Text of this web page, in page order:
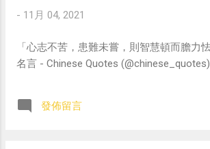
- 11月 04, 2021
「心志不苦，患難未嘗，則智慧頓而膽力
名言 - Chinese Quotes (@chinese_quotes)
發佈留言